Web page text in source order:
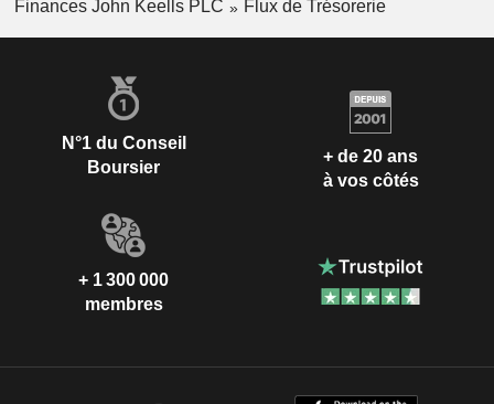
Finances John Keells PLC
Flux de Trésorerie
N°1 du Conseil
Boursier
+ de 20 ans
à vos côtés
+ 1 300 000
membres